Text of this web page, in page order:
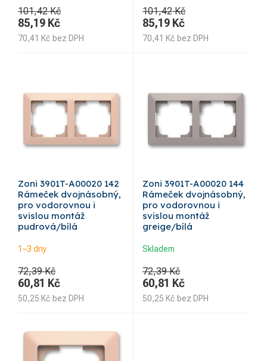
101,42 Kč
85,19 Kč
70,41 Kč bez DPH
101,42 Kč
85,19 Kč
70,41 Kč bez DPH
Zoni 3901T-A00020 142
Rámeček dvojnásobný,
pro vodorovnou i
svislou montáž
pudrová/bílá
1–3 dny
72,39 Kč
60,81 Kč
50,25 Kč bez DPH
Zoni 3901T-A00020 144
Rámeček dvojnásobný,
pro vodorovnou i
svislou montáž
greige/bílá
Skladem
72,39 Kč
60,81 Kč
50,25 Kč bez DPH